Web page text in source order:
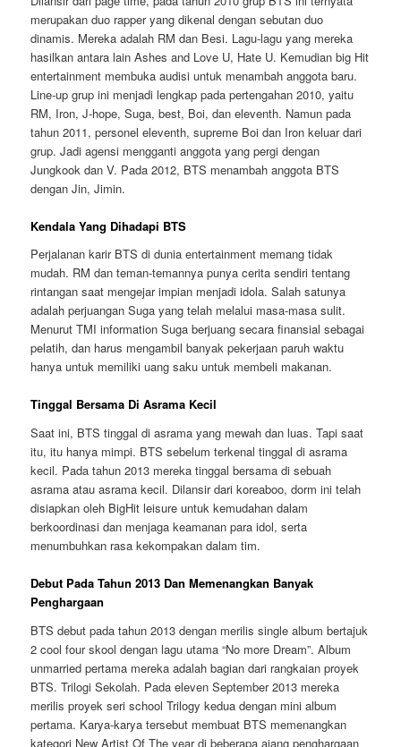
merupakan duo rapper yang dikenal dengan sebutan duo
dinamis. Mereka adalah RM dan Besi. Lagu-lagu yang mereka
hasilkan antara lain Ashes and Love U, Hate U. Kemudian big Hit
entertainment membuka audisi untuk menambah anggota baru.
Line-up grup ini menjadi lengkap pada pertengahan 2010, yaitu
RM, Iron, J-hope, Suga, best, Boi, dan eleventh. Namun pada
tahun 2011, personel eleventh, supreme Boi dan Iron keluar dari
grup. Jadi agensi mengganti anggota yang pergi dengan
Jungkook dan V. Pada 2012, BTS menambah anggota BTS
dengan Jin, Jimin.
Kendala Yang Dihadapi BTS
Perjalanan karir BTS di dunia entertainment memang tidak
mudah. RM dan teman-temannya punya cerita sendiri tentang
rintangan saat mengejar impian menjadi idola. Salah satunya
adalah perjuangan Suga yang telah melalui masa-masa sulit.
Menurut TMI information Suga berjuang secara finansial sebagai
pelatih, dan harus mengambil banyak pekerjaan paruh waktu
hanya untuk memiliki uang saku untuk membeli makanan.
Tinggal Bersama Di Asrama Kecil
Saat ini, BTS tinggal di asrama yang mewah dan luas. Tapi saat
itu, itu hanya mimpi. BTS sebelum terkenal tinggal di asrama
kecil. Pada tahun 2013 mereka tinggal bersama di sebuah
asrama atau asrama kecil. Dilansir dari koreaboo, dorm ini telah
disiapkan oleh BigHit leisure untuk kemudahan dalam
berkoordinasi dan menjaga keamanan para idol, serta
menumbuhkan rasa kekompakan dalam tim.
Debut Pada Tahun 2013 Dan Memenangkan Banyak
Penghargaan
BTS debut pada tahun 2013 dengan merilis single album bertajuk
2 cool four skool dengan lagu utama “No more Dream”. Album
unmarried pertama mereka adalah bagian dari rangkaian proyek
BTS. Trilogi Sekolah. Pada eleven September 2013 mereka
merilis proyek seri school Trilogy kedua dengan mini album
pertama. Karya-karya tersebut membuat BTS memenangkan
kategori New Artist Of The year di beberapa ajang penghargaan